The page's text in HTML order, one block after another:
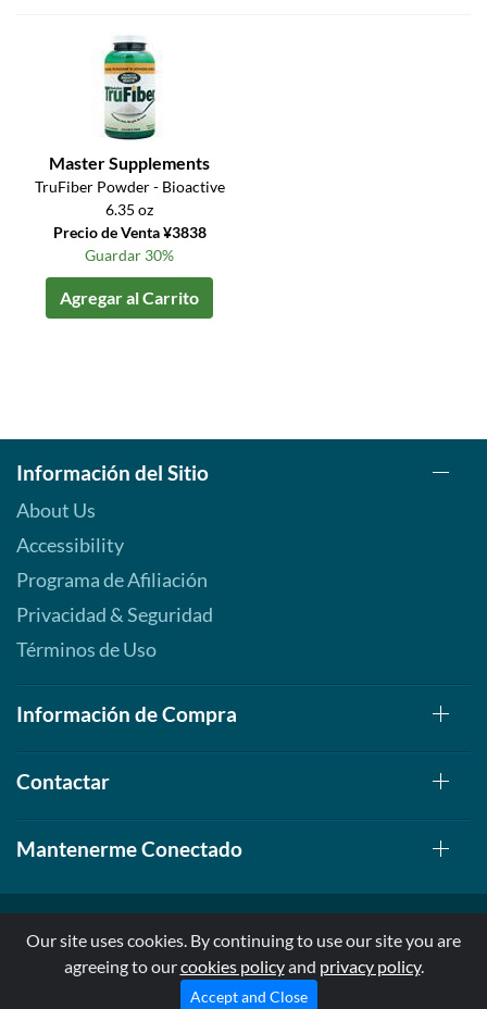
Master Supplements
TruFiber Powder - Bioactive
6.35 oz
Precio de Venta ¥3838
Guardar 30%
Agregar al Carrito
Información del Sitio
About Us
Accessibility
Programa de Afiliación
Privacidad & Seguridad
Términos de Uso
Información de Compra
Contactar
Mantenerme Conectado
© 1999-2026, AllStarHealth.com | All Rights Reserved
* Estas declaraciones no han sido evaluadas por la FDA
Our site uses cookies. By continuing to use our site you are
agreeing to ourcookies policyand privacy policy.
Accept and Close